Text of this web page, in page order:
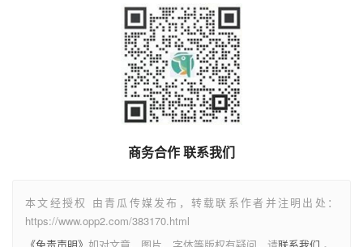
商务合作 联系我们
本文经授权 由青瓜传媒发布，转载联系作者并注明出处：
https://www.opp2.com/383170.html